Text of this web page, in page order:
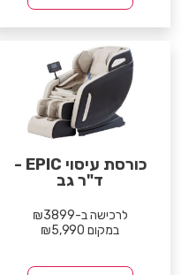
כורסת עיסוי EPIC -
ד"ר גב
לרכישה ב-₪3899
במקום ₪5,990